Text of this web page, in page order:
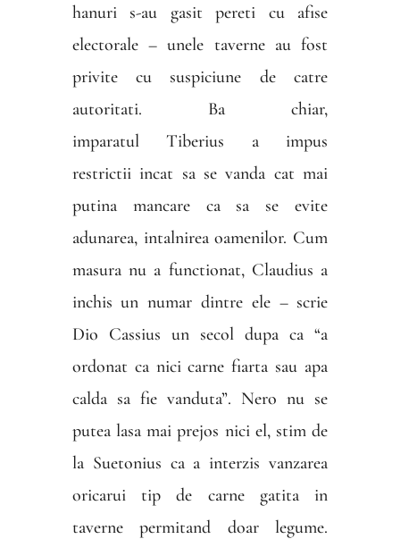
hanuri s-au gasit pereti cu afise
electorale – unele taverne au fost
privite cu suspiciune de catre
autoritati. Ba chiar,
imparatul Tiberius a impus
restrictii incat sa se vanda cat mai
putina mancare ca sa se evite
adunarea, intalnirea oamenilor. Cum
masura nu a functionat, Claudius a
inchis un numar dintre ele – scrie
Dio Cassius un secol dupa ca “a
ordonat ca nici carne fiarta sau apa
calda sa fie vanduta”. Nero nu se
putea lasa mai prejos nici el, stim de
la Suetonius ca a interzis vanzarea
oricarui tip de carne gatita in
taverne permitand doar legume.